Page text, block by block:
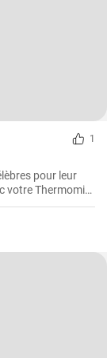
1
pour leur
votre Thermomix
cuire la
Bao Buns, il
longtemps.